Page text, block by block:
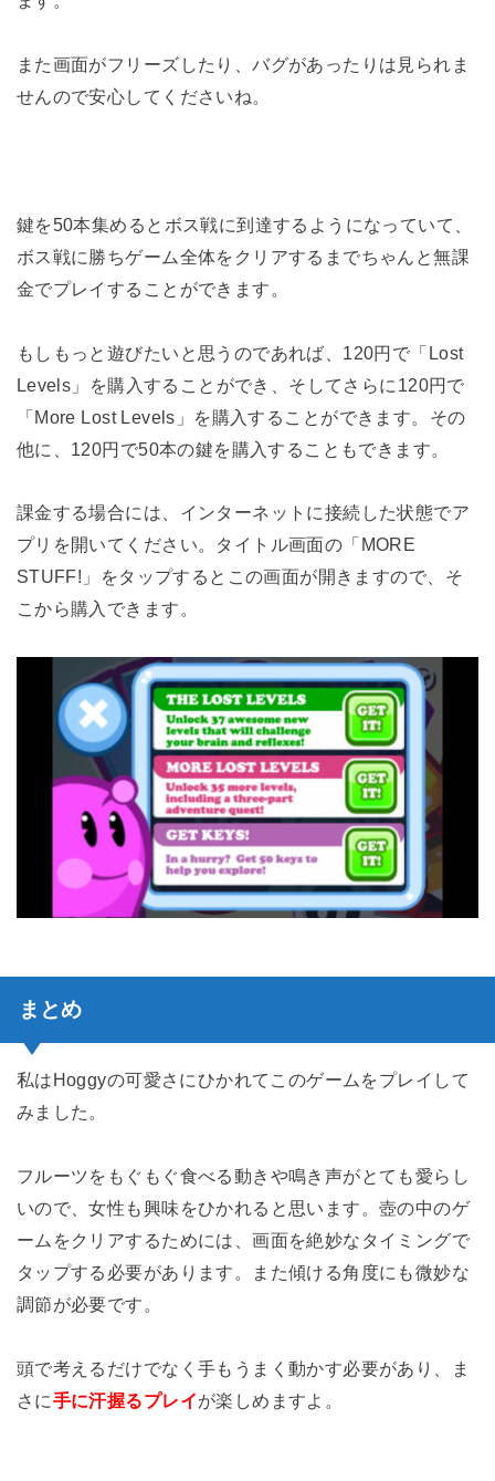
また画面がフリーズしたり、バグがあったりは見られま
せんので安心してくださいね。
鍵を50本集めるとボス戦に到達するようになっていて、
ボス戦に勝ちゲーム全体をクリアするまでちゃんと無課
金でプレイすることができます。
もしもっと遊びたいと思うのであれば、120円で「Lost
Levels」を購入することができ、そしてさらに120円で
「More Lost Levels」を購入することができます。その
他に、120円で50本の鍵を購入することもできます。
課金する場合には、インターネットに接続した状態でア
プリを開いてください。タイトル画面の「MORE
STUFF!」をタップするとこの画面が開きますので、そ
こから購入できます。
まとめ
私はHoggyの可愛さにひかれてこのゲームをプレイして
みました。
フルーツをもぐもぐ食べる動きや鳴き声がとても愛らし
いので、女性も興味をひかれると思います。壺の中のゲ
ームをクリアするためには、画面を絶妙なタイミングで
タップする必要があります。また傾ける角度にも微妙な
調節が必要です。
頭で考えるだけでなく手もうまく動かす必要があり、ま
さに手に汗握るプレイが楽しめますよ。